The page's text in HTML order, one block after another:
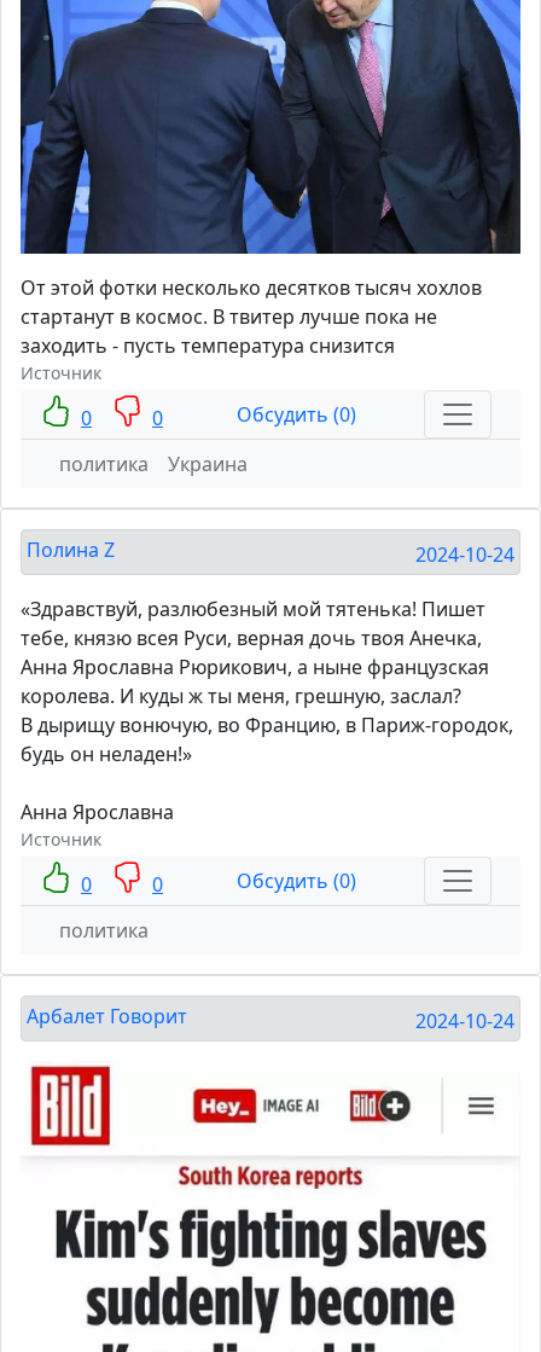
От этой фотки несколько десятков тысяч хохлов
стартанут в космос. В твитер лучше пока не
заходить - пусть температура снизится
Источник
0 0
Обсудить (0)
политика
Украина
Полина Z 2024-10-24
«Здравствуй, разлюбезный мой тятенька! Пишет
тебе, князю всея Руси, верная дочь твоя Анечка,
Анна Ярославна Рюрикович, а ныне французская
королева. И куды ж ты меня, грешную, заслал?
В дырищу вонючую, во Францию, в Париж-городок,
будь он неладен!»
Анна Ярославна
Источник
0 0
Обсудить (0)
политика
Арбалет Говорит 2024-10-24